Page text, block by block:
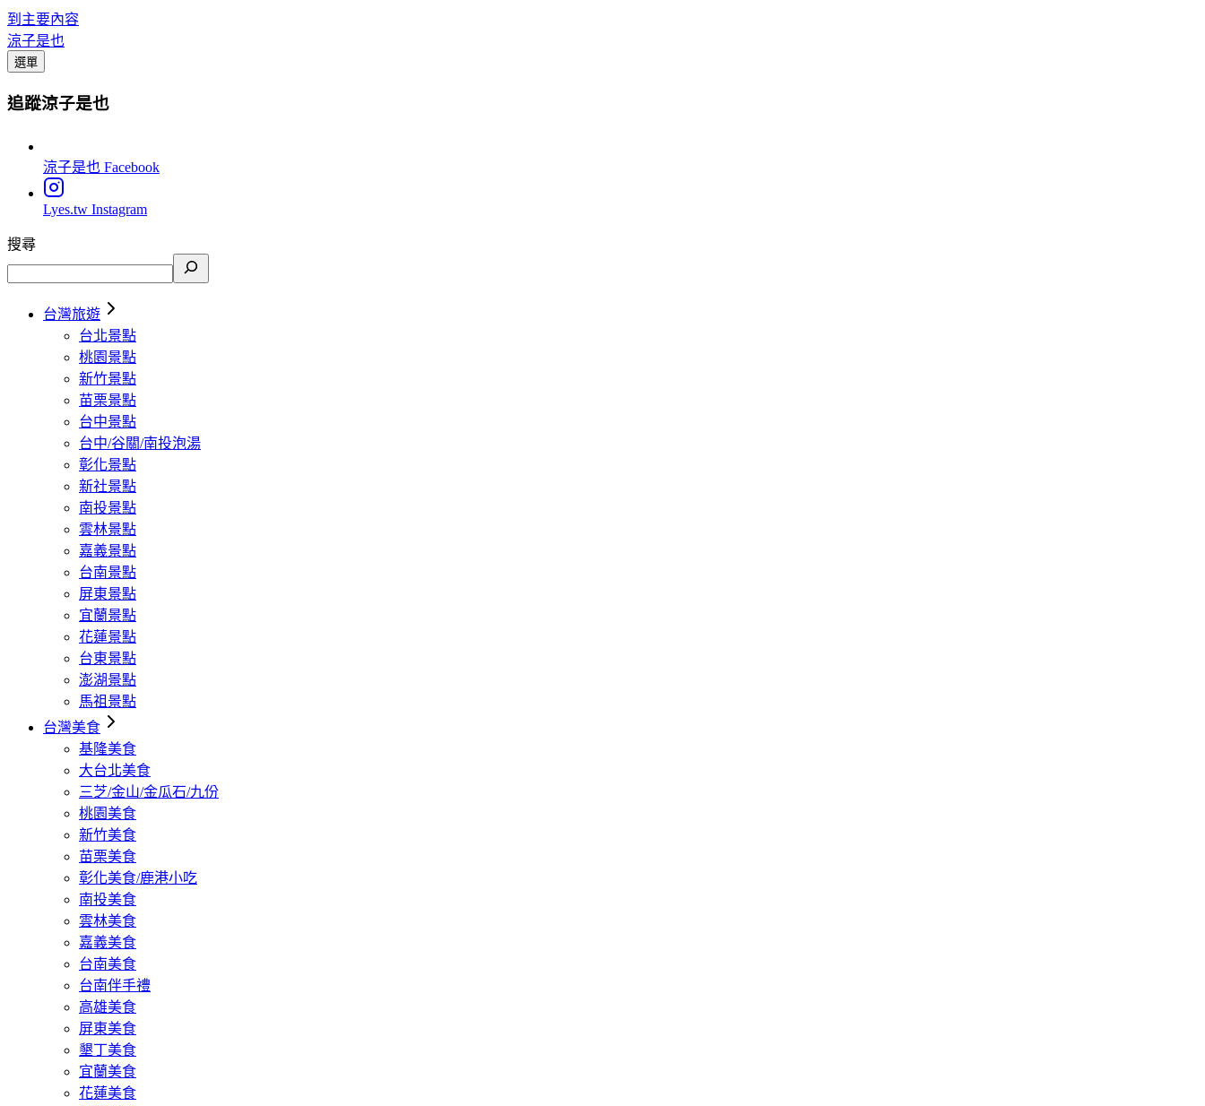
到主要內容
涼子是也
選單
追蹤涼子是也
涼子是也 Facebook
Lyes.tw Instagram
搜尋
台灣旅遊
台北景點
桃園景點
新竹景點
苗栗景點
台中景點
台中/谷關/南投泡湯
彰化景點
新社景點
南投景點
雲林景點
嘉義景點
台南景點
屏東景點
宜蘭景點
花蓮景點
台東景點
澎湖景點
馬祖景點
台灣美食
基隆美食
大台北美食
三芝/金山/金瓜石/九份
桃園美食
新竹美食
苗栗美食
彰化美食/鹿港小吃
南投美食
雲林美食
嘉義美食
台南美食
台南伴手禮
高雄美食
屏東美食
墾丁美食
宜蘭美食
花蓮美食